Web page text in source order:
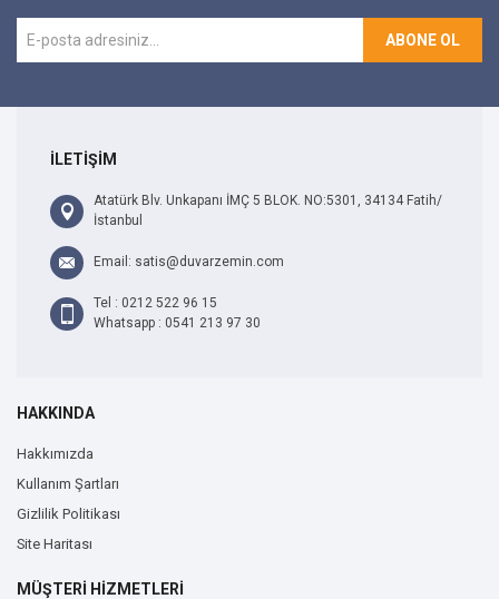
ABONE OL
İLETİŞİM
Atatürk Blv. Unkapanı İMÇ 5 BLOK. NO:5301, 34134 Fatih/
İstanbul
Email: satis@duvarzemin.com
Tel : 0212 522 96 15
Whatsapp : 0541 213 97 30
HAKKINDA
Hakkımızda
Kullanım Şartları
Gizlilik Politikası
Site Haritası
MÜŞTERİ HİZMETLERİ